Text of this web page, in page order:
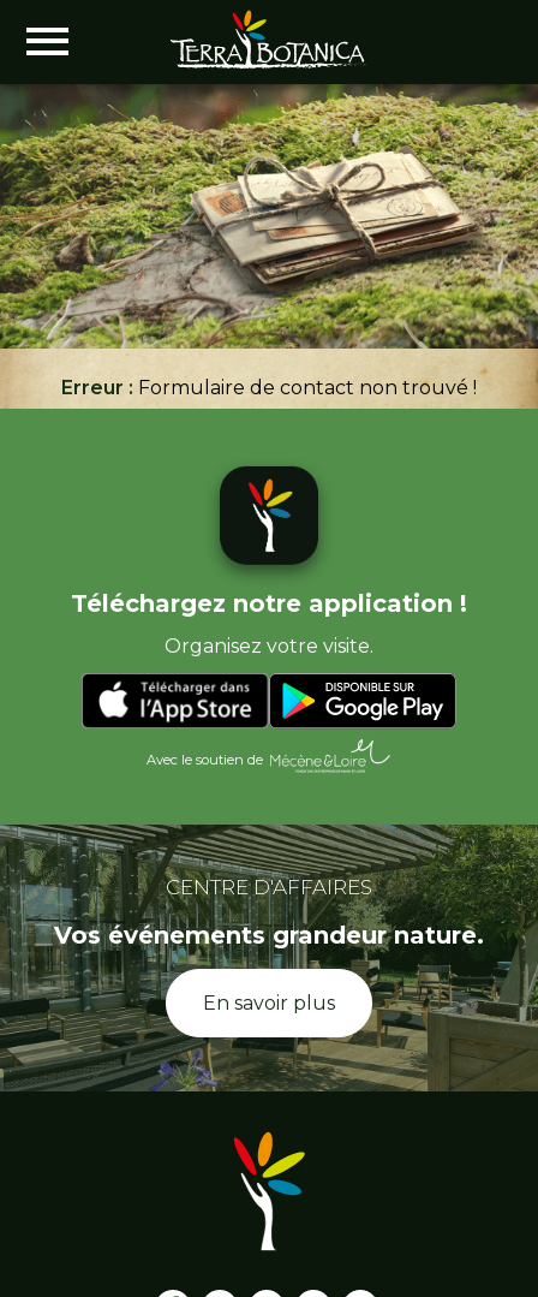
Erreur : Formulaire de contact non trouvé !
Téléchargez notre application !
Organisez votre visite.
Avec le soutien de
CENTRE D'AFFAIRES
Vos événements grandeur nature.
En savoir plus